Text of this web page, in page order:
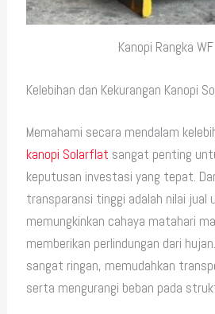
Kanopi Rangka
Kelebihan dan Kekurangan Kanopi
Memahami secara mendalam
kanopi Solarflat sangat penting
keputusan investasi yang tepat.
transparansi tinggi adalah nilai jual
memungkinkan cahaya matahari
memberikan perlindungan dari
sangat ringan, memudahkan
serta mengurangi beban pada